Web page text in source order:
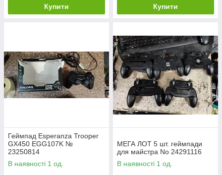
Купити Купити
Геймпад Esperanza Trooper
GX450 EGG107K №
23250814
В наявності 1 од.
МЕГА ЛОТ 5 шт. геймпади
для майстра No 24291116
В наявності 1 од.